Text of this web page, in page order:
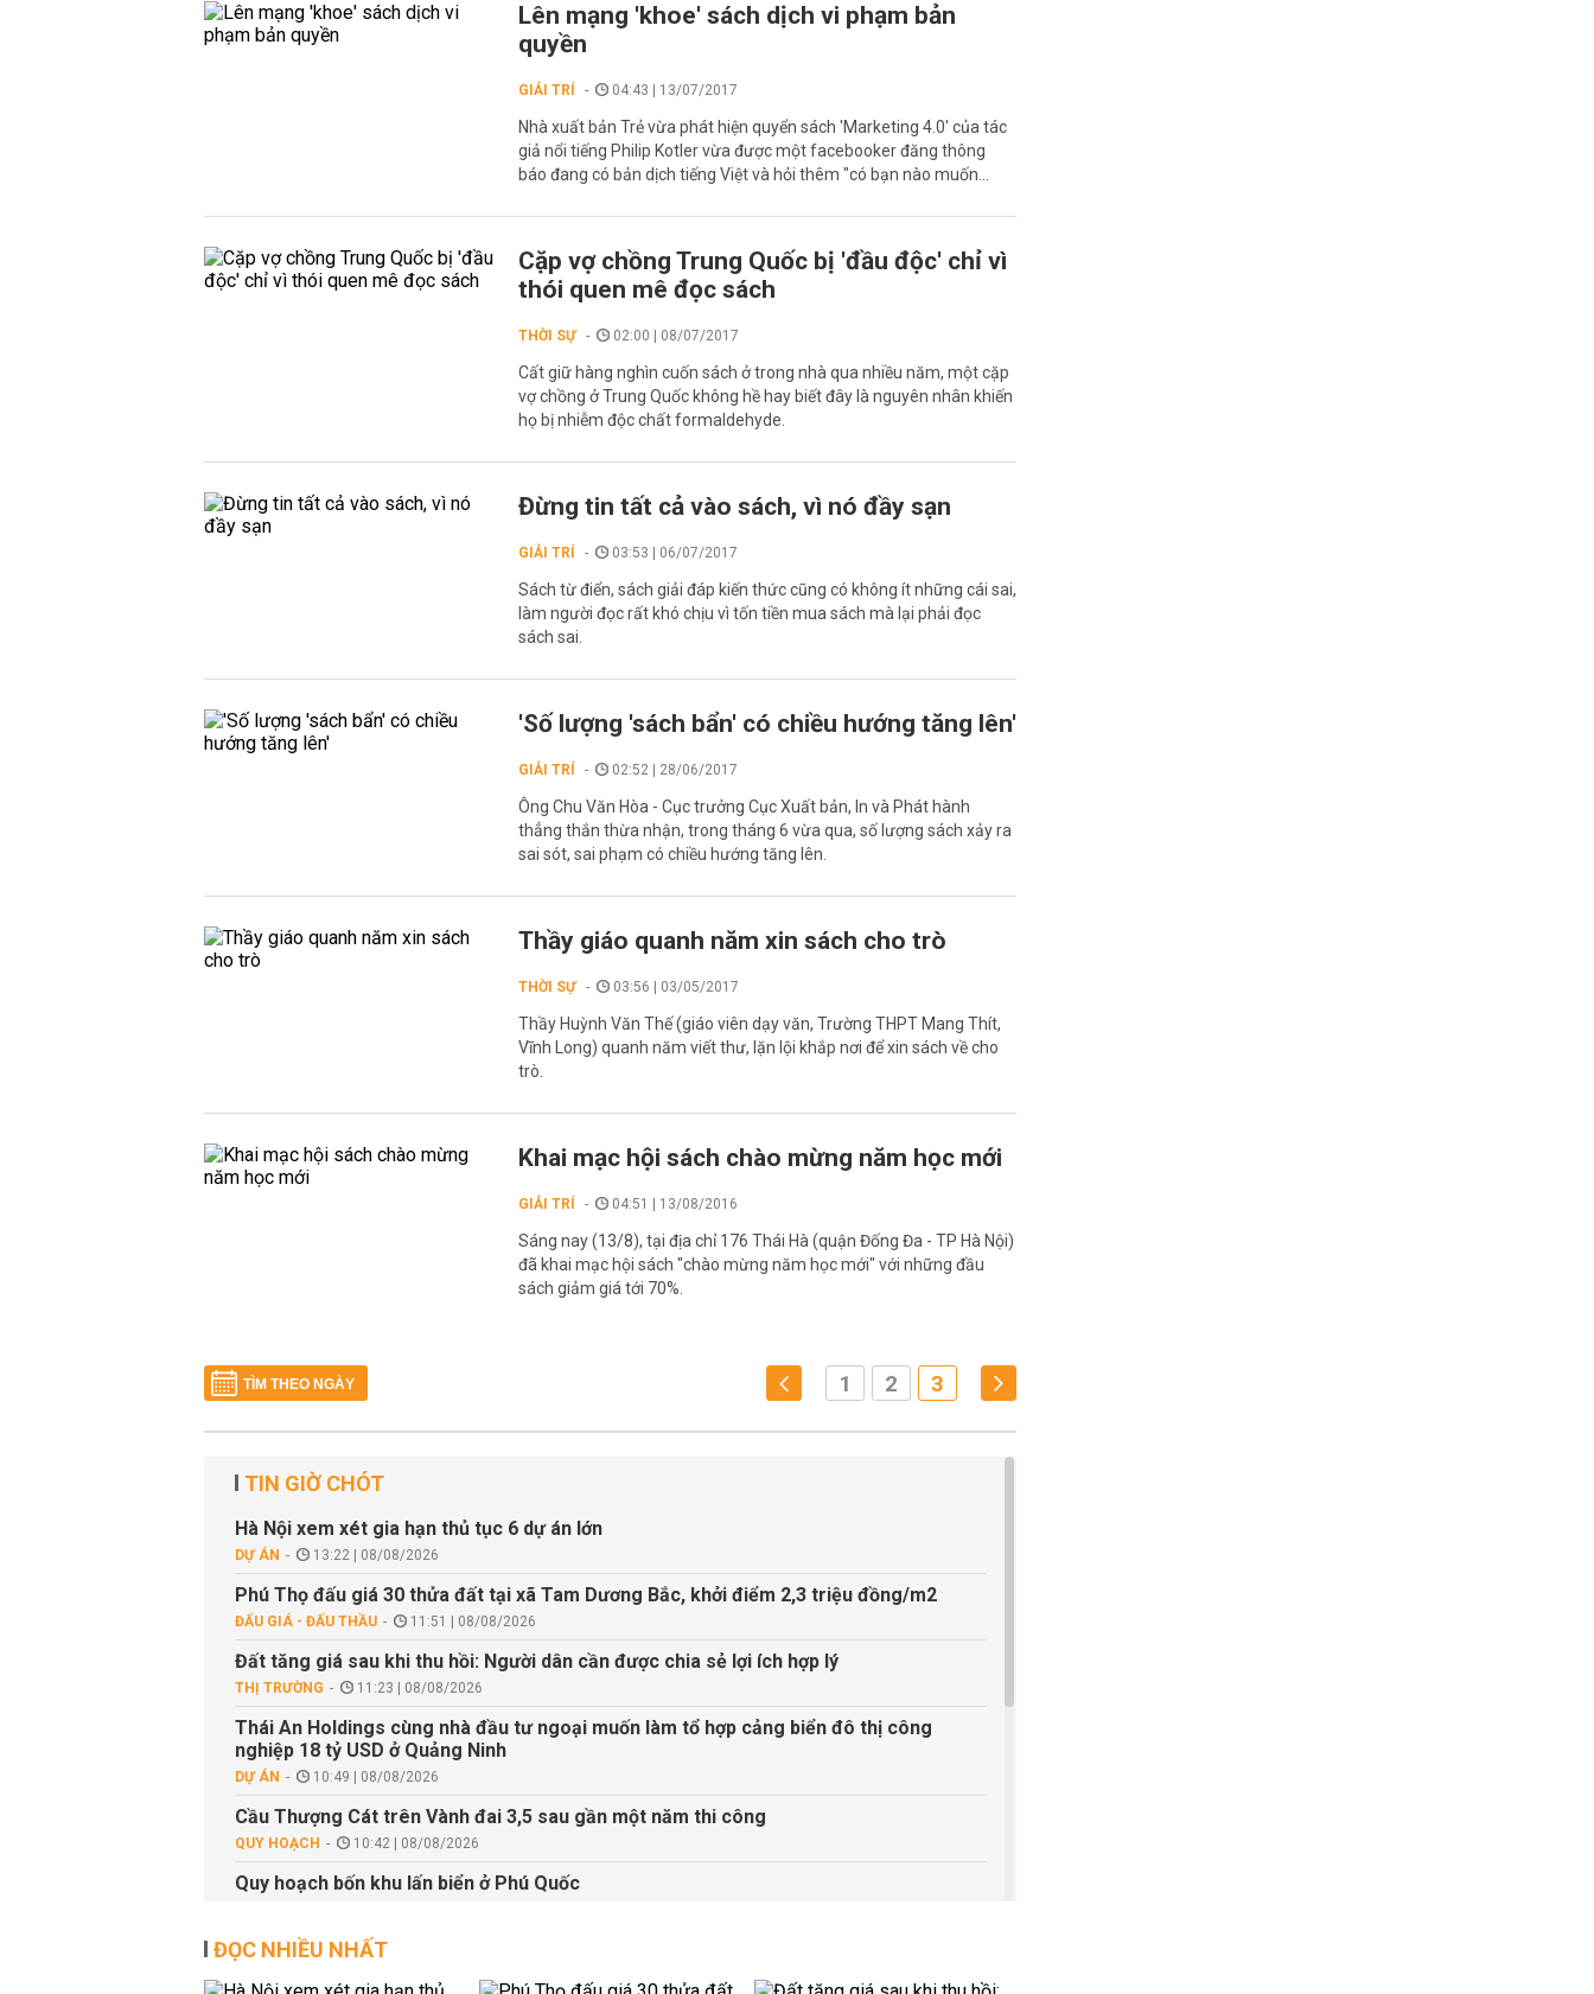
Lên mạng 'khoe' sách dịch vi phạm bản
quyền
GIẢI TRÍ 04:43 | 13/07/2017
Nhà xuất bản Trẻ vừa phát hiện quyển sách 'Marketing 4.0' của tác
giả nổi tiếng Philip Kotler vừa được một facebooker đăng thông
báo đang có bản dịch tiếng Việt và hỏi thêm "có bạn nào muốn...
Cặp vợ chồng Trung Quốc bị 'đầu độc' chỉ vì
thói quen mê đọc sách
THỜI SỰ 02:00 | 08/07/2017
Cất giữ hàng nghìn cuốn sách ở trong nhà qua nhiều năm, một cặp
vợ chồng ở Trung Quốc không hề hay biết đây là nguyên nhân khiến
họ bị nhiễm độc chất formaldehyde.
Đừng tin tất cả vào sách, vì nó đầy sạn
GIẢI TRÍ 03:53 | 06/07/2017
Sách từ điển, sách giải đáp kiến thức cũng có không ít những cái sai,
làm người đọc rất khó chịu vì tốn tiền mua sách mà lại phải đọc
sách sai.
'Số lượng 'sách bẩn' có chiều hướng tăng lên'
GIẢI TRÍ 02:52 | 28/06/2017
Ông Chu Văn Hòa - Cục trưởng Cục Xuất bản, In và Phát hành
thẳng thắn thừa nhận, trong tháng 6 vừa qua, số lượng sách xảy ra
sai sót, sai phạm có chiều hướng tăng lên.
Thầy giáo quanh năm xin sách cho trò
THỜI SỰ 03:56 | 03/05/2017
Thầy Huỳnh Văn Thế (giáo viên dạy văn, Trường THPT Mang Thít,
Vĩnh Long) quanh năm viết thư, lặn lội khắp nơi để xin sách về cho
trò.
Khai mạc hội sách chào mừng năm học mới
GIẢI TRÍ 04:51 | 13/08/2016
Sáng nay (13/8), tại địa chỉ 176 Thái Hà (quận Đống Đa - TP Hà Nội)
đã khai mạc hội sách "chào mừng năm học mới" với những đầu
sách giảm giá tới 70%.
TÌM THEO NGÀY 1 2 3
TIN GIỜ CHÓT
Hà Nội xem xét gia hạn thủ tục 6 dự án lớn
DỰ ÁN 13:22 | 08/08/2026
Phú Thọ đấu giá 30 thửa đất tại xã Tam Dương Bắc, khởi điểm 2,3 triệu đồng/m2
ĐẤU GIÁ - ĐẤU THẦU 11:51 | 08/08/2026
Đất tăng giá sau khi thu hồi: Người dân cần được chia sẻ lợi ích hợp lý
THỊ TRƯỜNG 11:23 | 08/08/2026
Thái An Holdings cùng nhà đầu tư ngoại muốn làm tổ hợp cảng biển đô thị công
nghiệp 18 tỷ USD ở Quảng Ninh
DỰ ÁN 10:49 | 08/08/2026
Cầu Thượng Cát trên Vành đai 3,5 sau gần một năm thi công
QUY HOẠCH 10:42 | 08/08/2026
Quy hoạch bốn khu lấn biển ở Phú Quốc
An Bình Phát Holdings làm khu NOXH ở Bồ Đề, Long Biên
ĐỌC NHIỀU NHẤT